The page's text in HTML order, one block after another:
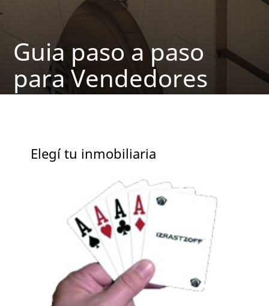
Guia paso a paso
para Vendedores
Elegí tu inmobiliaria